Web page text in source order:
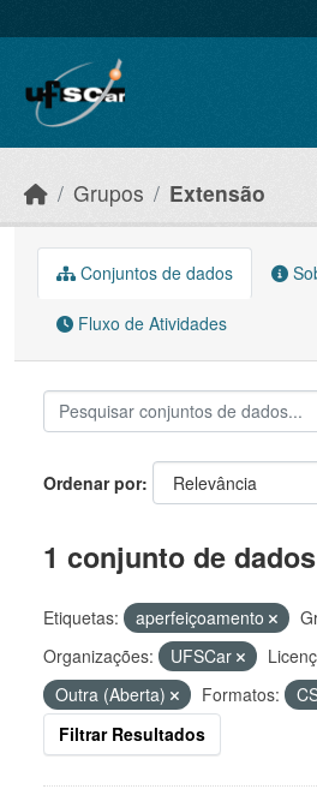
Grupos Extensão
Conjuntos de dados
Fluxo de Atividades
Ordenar por
1 conjunto de
Etiquetas: aperfeiçoamento
Organizações:
UFSCar
Outra (Aberta)
Formatos:
Filtrar Resultados